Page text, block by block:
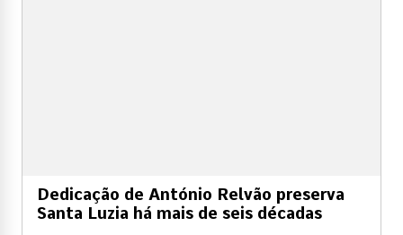
Dedicação de António Relvão preserva
Santa Luzia há mais de seis décadas